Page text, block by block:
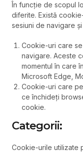
În funcție de scopul
diferite. Există
sesiuni de navigare
Cookie-uri care
navigare. Aceste
momentul în care
Microsoft Edge,
Cookie-uri care
ce închideți
cookie.
Categorii:
Cookie-urile utilizate